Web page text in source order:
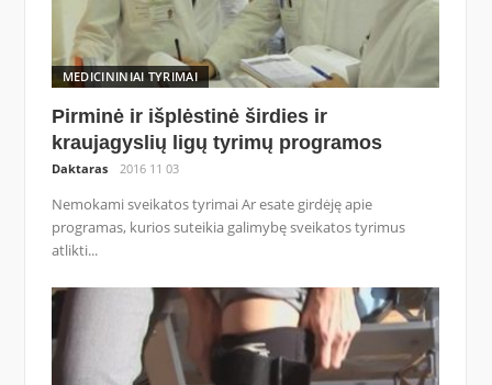
MEDICININIAI TYRIMAI
Pirminė ir išplėstinė širdies ir
kraujagyslių ligų tyrimų programos
Daktaras 2016 11 03
Nemokami sveikatos tyrimai Ar esate girdėję apie
programas, kurios suteikia galimybę sveikatos tyrimus
atlikti...